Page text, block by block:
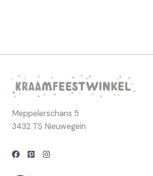
Meppelerschans 5
3432 TS Nieuwegein